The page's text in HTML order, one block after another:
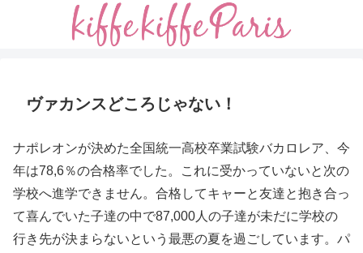
ヴァカンスどころじゃない！
ナポレオンが決めた全国統一高校卒業試験バカロレア、今
年は78,6％の合格率でした。これに受かっていないと次の
学校へ進学できません。合格してキャーと友達と抱き合っ
て喜んでいた子達の中で87,000人の子達が未だに学校の
行き先が決まらないという最悪の夏を過ごしています。パ